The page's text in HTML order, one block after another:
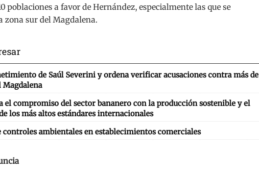
poblaciones a favor de Hernández, especialmente las que se
zona sur del Magdalena.
de Saúl Severini y ordena verificar acusaciones contra más de
el compromiso del sector bananero con la producción sostenible y el
los más altos estándares internacionales
controles ambientales en establecimientos comerciales